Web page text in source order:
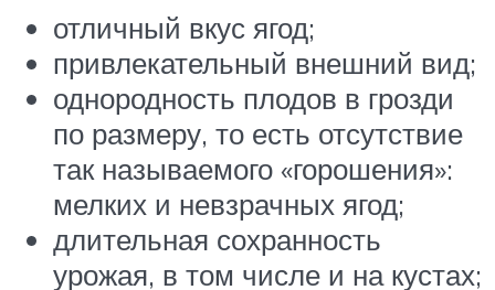
отличный вкус ягод;
привлекательный внешний вид;
однородность плодов в грозди
по размеру, то есть отсутствие
так называемого «горошения»:
мелких и невзрачных ягод;
длительная сохранность
урожая, в том числе и на кустах;